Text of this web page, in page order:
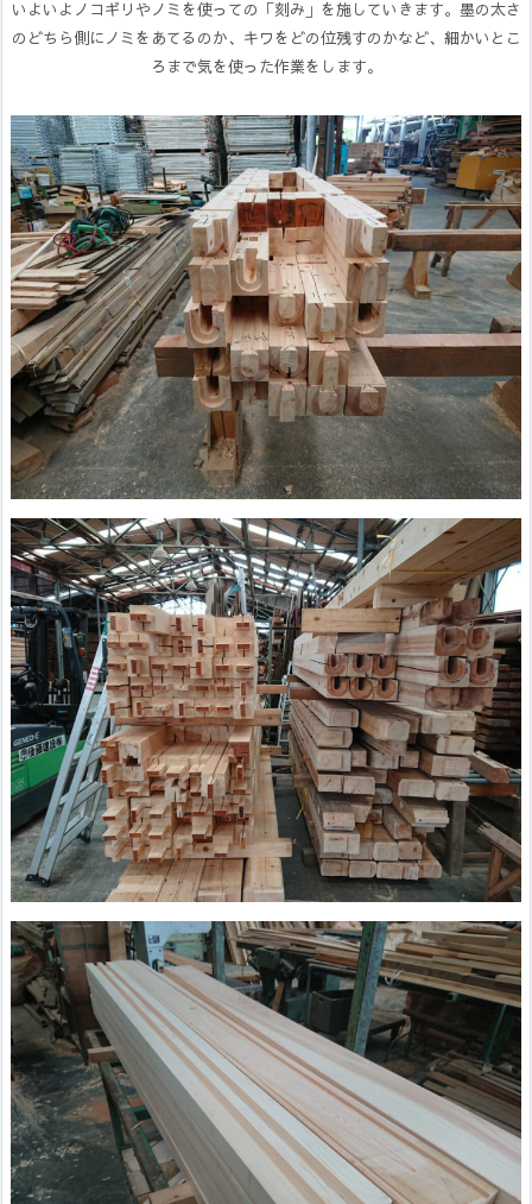
いよいよノコギリやノミを使っての「刻み」を施していきます。墨の太さ
のどちら側にノミをあてるのか、キワをどの位残すのかなど、細かいとこ
ろまで気を使った作業をします。